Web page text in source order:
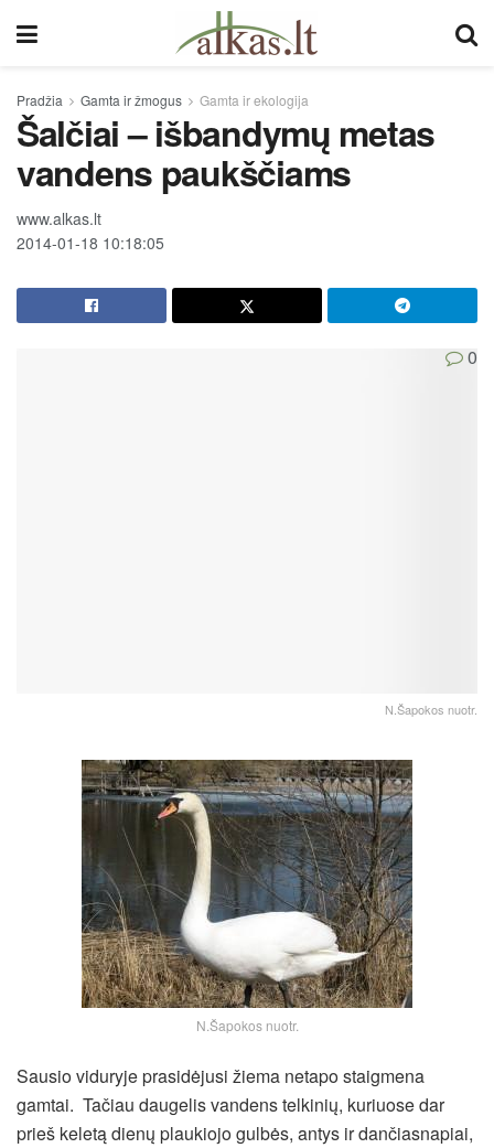
Pradžia Gamta ir žmogus Gamta ir ekologija
Šalčiai – išbandymų metas
vandens paukščiams
www.alkas.lt
2014-01-18 10:18:05
0
N.Šapokos nuotr.
N.Šapokos nuotr.
Sausio viduryje prasidėjusi žiema netapo staigmena
gamtai. Tačiau daugelis vandens telkinių, kuriuose dar
prieš keletą dienų plaukiojo gulbės, antys ir dančiasnapiai,